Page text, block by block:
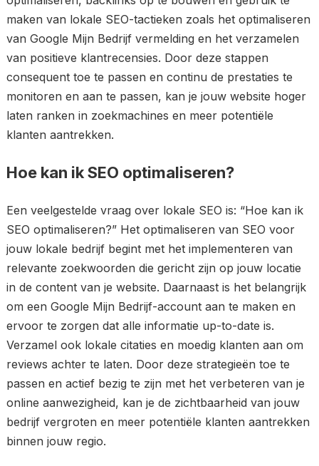
maken van lokale SEO-tactieken zoals het optimaliseren
van Google Mijn Bedrijf vermelding en het verzamelen
van positieve klantrecensies. Door deze stappen
consequent toe te passen en continu de prestaties te
monitoren en aan te passen, kan je jouw website hoger
laten ranken in zoekmachines en meer potentiële
klanten aantrekken.
Hoe kan ik SEO optimaliseren?
Een veelgestelde vraag over lokale SEO is: “Hoe kan ik
SEO optimaliseren?” Het optimaliseren van SEO voor
jouw lokale bedrijf begint met het implementeren van
relevante zoekwoorden die gericht zijn op jouw locatie
in de content van je website. Daarnaast is het belangrijk
om een Google Mijn Bedrijf-account aan te maken en
ervoor te zorgen dat alle informatie up-to-date is.
Verzamel ook lokale citaties en moedig klanten aan om
reviews achter te laten. Door deze strategieën toe te
passen en actief bezig te zijn met het verbeteren van je
online aanwezigheid, kan je de zichtbaarheid van jouw
bedrijf vergroten en meer potentiële klanten aantrekken
binnen jouw regio.